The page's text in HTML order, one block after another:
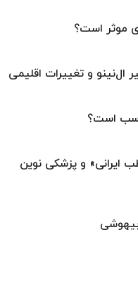
موثر است؟
ال‌نینو و تغییرات اقلیمی
است؟
ایرانی» و پزشکی نوین